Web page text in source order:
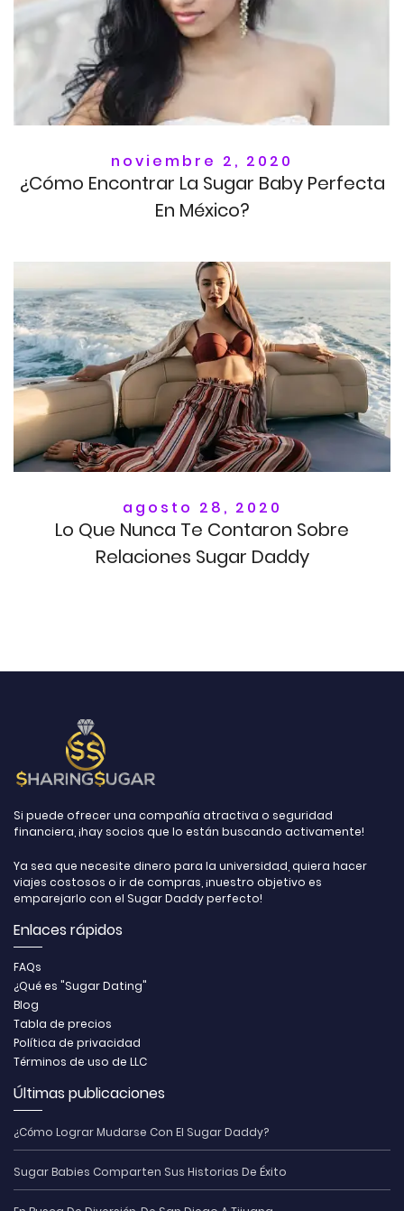
noviembre 2, 2020
¿Cómo Encontrar La Sugar Baby Perfecta
En México?
agosto 28, 2020
Lo Que Nunca Te Contaron Sobre
Relaciones Sugar Daddy
Si puede ofrecer una compañía atractiva o seguridad
financiera, ¡hay socios que lo están buscando activamente!
Ya sea que necesite dinero para la universidad, quiera hacer
viajes costosos o ir de compras, ¡nuestro objetivo es
emparejarlo con el Sugar Daddy perfecto!
Enlaces rápidos
FAQs
¿Qué es "Sugar Dating"
Blog
Tabla de precios
Política de privacidad
Términos de uso de LLC
Últimas publicaciones
¿Cómo Lograr Mudarse Con El Sugar Daddy?
Sugar Babies Comparten Sus Historias De Éxito